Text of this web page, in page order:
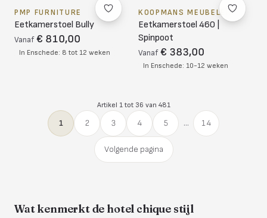
PMP FURNITURE
Eetkamerstoel Bully
Vanaf € 810,00
In Enschede: 8 tot 12 weken
KOOPMANS MEUBELEN
Eetkamerstoel 460 |
Spinpoot
Vanaf € 383,00
In Enschede: 10-12 weken
Artikel 1 tot 36 van 481
1 2 3 4 5 ... 14
Volgende pagina
Wat kenmerkt de hotel chique stijl